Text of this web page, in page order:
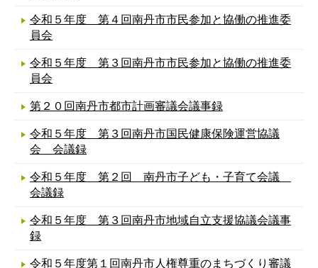
令和５年度 第４回南丹市市民参加と協働の推進委
員会
令和５年度 第３回南丹市市民参加と協働の推進委
員会
第２０回南丹市都市計画審議会議事録
令和５年度 第３回南丹市国民健康保険運営協議
会 会議録
令和５年度 第２回 南丹市子ども・子育て会議
会議録
令和５年度 第３回南丹市地域自立支援協議会議事
録
令和５年度第１回南丹市人権尊重のまちづくり審議